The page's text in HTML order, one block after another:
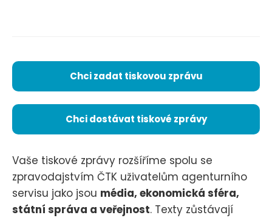
Chci zadat tiskovou zprávu
Chci dostávat tiskové zprávy
Vaše tiskové zprávy rozšíříme spolu se
zpravodajstvím ČTK uživatelům agenturního
servisu jako jsou média, ekonomická sféra,
státní správa a veřejnost. Texty zůstávají